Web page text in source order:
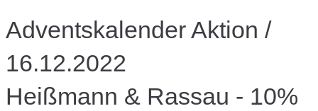
Adventskalender Aktion /
16.12.2022
Heißmann & Rassau - 10%